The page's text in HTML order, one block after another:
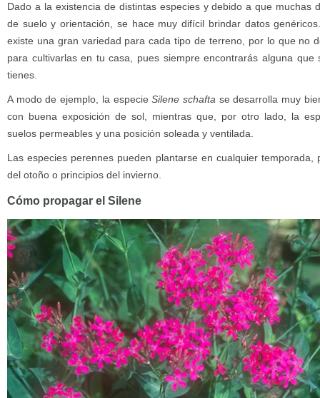
Dado a la existencia de distintas especies y debido a que muchas
de suelo y orientación, se hace muy difícil brindar datos
existe una gran variedad para cada tipo de terreno, por lo que no
para cultivarlas en tu casa, pues siempre encontrarás alguna
tienes.
A modo de ejemplo, la especieSilene schafta se desarrolla muy
con buena exposición de sol, mientras que, por otro lado, la
suelos permeables y una posición soleada y ventilada.
Las especies perennes pueden plantarse en cualquier
del otoño o principios del invierno.
Cómo propagar el Silene